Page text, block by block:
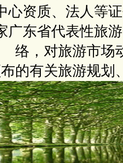
心资质、法人等
广东省代表性旅
络，对旅游市场
的有关旅游规划